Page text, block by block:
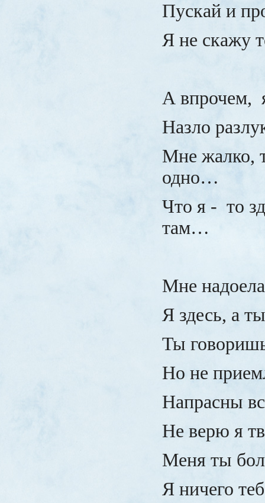
Пускай и
Я не скажу
А впрочем,
Назло
Мне жалко,
одно…
Что я - то
там…
Мне
Я здесь, а
Ты
Но не
Напрасны
Не верю я
Меня ты
Я ничего